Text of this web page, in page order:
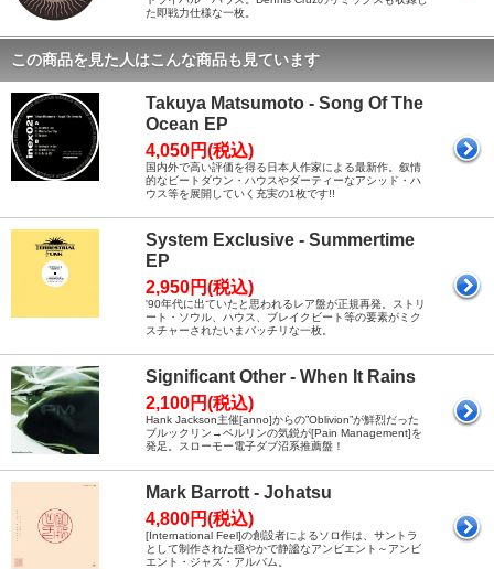
た即戦力仕様な一枚。
この商品を見た人はこんな商品も見ています
Takuya Matsumoto - Song Of The
Ocean EP
4,050円(税込)
国内外で高い評価を得る日本人作家による最新作。叙情
的なビートダウン・ハウスやダーティーなアシッド・ハ
ウス等を展開していく充実の1枚です!!
System Exclusive - Summertime
EP
2,950円(税込)
'90年代に出ていたと思われるレア盤が正規再発。ストリ
ート・ソウル、ハウス、ブレイクビート等の要素がミク
スチャーされたいまバッチリな一枚。
Significant Other - When It Rains
2,100円(税込)
Hank Jackson主催[anno]からの”Oblivion”が鮮烈だった
ブルックリン→ベルリンの気鋭が[Pain Management]を
発足。スローモー電子ダブ沼系推薦盤！
Mark Barrott - Johatsu
4,800円(税込)
[International Feel]の創設者によるソロ作は、サントラ
として制作された穏やかで静謐なアンビエント～アンビ
エント・ジャズ・アルバム。